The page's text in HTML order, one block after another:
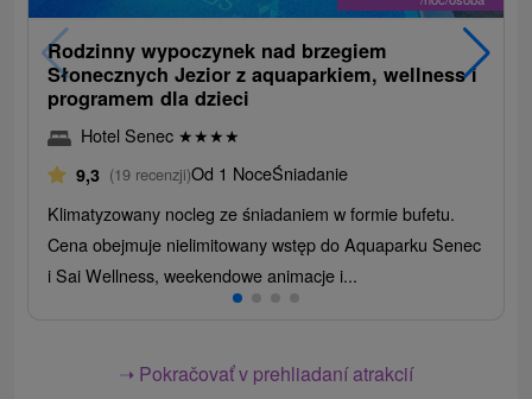
Rodzinny wypoczynek nad brzegiem
Słonecznych Jezior z aquaparkiem, wellness i
programem dla dzieci
Hotel Senec ★★★★
9,3 (19 recenzji)Od 1 NoceŚniadanie
Klimatyzowany nocleg ze śniadaniem w formie bufetu.
Cena obejmuje nielimitowany wstęp do Aquaparku Senec
i Sai Wellness, weekendowe animacje i...
➝ Pokračovať v prehliadaní atrakcií